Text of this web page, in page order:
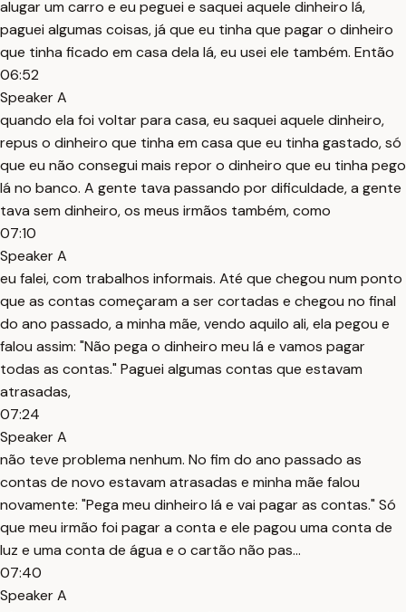
alugar um carro e eu peguei e saquei aquele dinheiro lá,
paguei algumas coisas, já que eu tinha que pagar o dinheiro
que tinha ficado em casa dela lá, eu usei ele também. Então
06:52
Speaker A
quando ela foi voltar para casa, eu saquei aquele dinheiro,
repus o dinheiro que tinha em casa que eu tinha gastado, só
que eu não consegui mais repor o dinheiro que eu tinha pego
lá no banco. A gente tava passando por dificuldade, a gente
tava sem dinheiro, os meus irmãos também, como
07:10
Speaker A
eu falei, com trabalhos informais. Até que chegou num ponto
que as contas começaram a ser cortadas e chegou no final
do ano passado, a minha mãe, vendo aquilo ali, ela pegou e
falou assim: "Não pega o dinheiro meu lá e vamos pagar
todas as contas." Paguei algumas contas que estavam
atrasadas,
07:24
Speaker A
não teve problema nenhum. No fim do ano passado as
contas de novo estavam atrasadas e minha mãe falou
novamente: "Pega meu dinheiro lá e vai pagar as contas." Só
que meu irmão foi pagar a conta e ele pagou uma conta de
luz e uma conta de água e o cartão não pas...
07:40
Speaker A